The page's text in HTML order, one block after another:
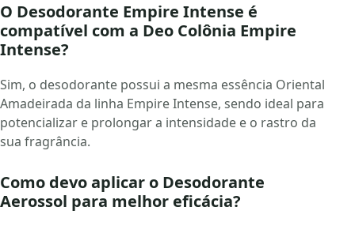
O Desodorante Empire Intense é
compatível com a Deo Colônia Empire
Intense?
Sim, o desodorante possui a mesma essência Oriental
Amadeirada da linha Empire Intense, sendo ideal para
potencializar e prolongar a intensidade e o rastro da
sua fragrância.
Como devo aplicar o Desodorante
Aerossol para melhor eficácia?